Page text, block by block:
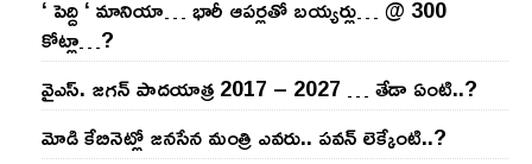
‘ పెద్ది ‘ మానియా… భారీ ఆప‌ర్ల‌తో బ‌య్య‌ర్లు… @ 300
కోట్లా…?
వైఎస్‌. జ‌గ‌న్ పాద‌యాత్ర 2017 – 2027 … తేడా ఏంటి..?
మోడి కేబినెట్లో జ‌నసేన మంత్రి ఎవ‌రు.. ప‌వ‌న్ లెక్కేంటి..?